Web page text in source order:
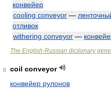
конвейер
cooling conveyor —
отливок
withering conveyor —
The English-Russian dictionary
8
coil conveyor
конвейер рулонов